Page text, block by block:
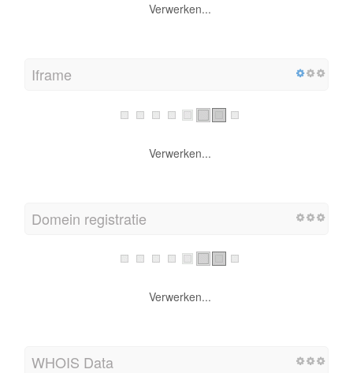
Verwerken...
Iframe
Verwerken...
Domein registratie
Verwerken...
WHOIS Data